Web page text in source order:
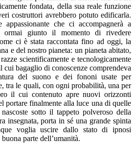
fondata, della sua reale funzione
costruttori avrebbero potuto edificarla.
che ci accompagnerà a
ormai giunto il momento di rivedere
ci è stata raccontata fino ad oggi, la
e del nostro pianeta: un pianeta abitato,
scientificamente e tecnologicamente
cui bagaglio di conoscenze comprendeva
del suono e dei fononi usate per
tra le quali, con ogni probabilità, una per
il cui contenuto apre nuovi orizzonti
portare finalmente alla luce una di quelle
sotto il tappeto polveroso della
insegnata, porta in sé una grande spinta
voglia uscire dallo stato di ipnosi
parte dell’umanità.